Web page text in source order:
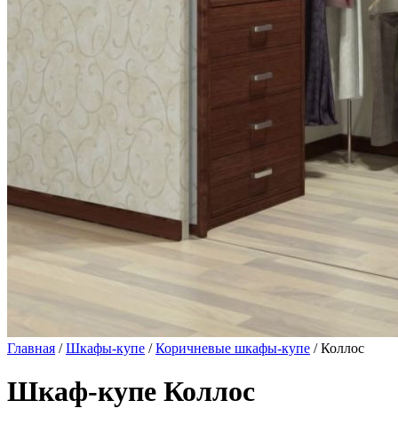
Главная /Шкафы-купе /Коричневые шкафы-купе / Коллос
Шкаф-купе Коллос